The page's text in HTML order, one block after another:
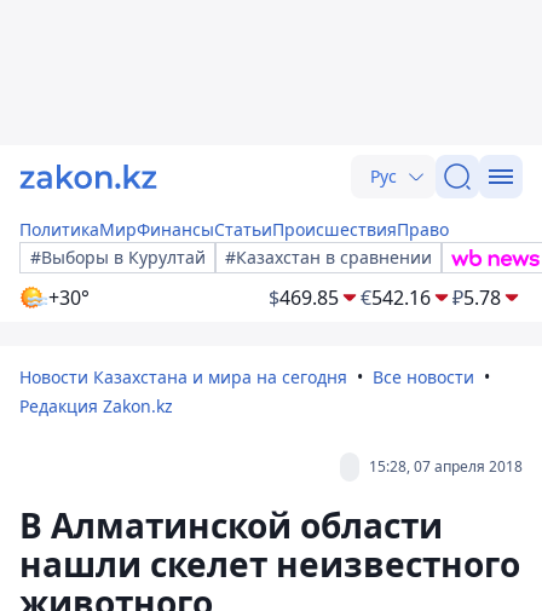
Рус
ПолитикаМирФинансыСтатьиПроисшествияПраво
#Выборы в Курултай
#Казахстан в сравнении
+30° $469.85 €542.16 ₽5.78
Новости Казахстана и мира на сегодня
Все новости
Редакция Zakon.kz
15:28, 07 апреля 2018
В Алматинской области
нашли скелет неизвестного